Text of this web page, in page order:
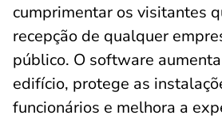
cumprimentar os visitantes
recepção de qualquer
público. O software
edifício, protege as
funcionários e melhora a